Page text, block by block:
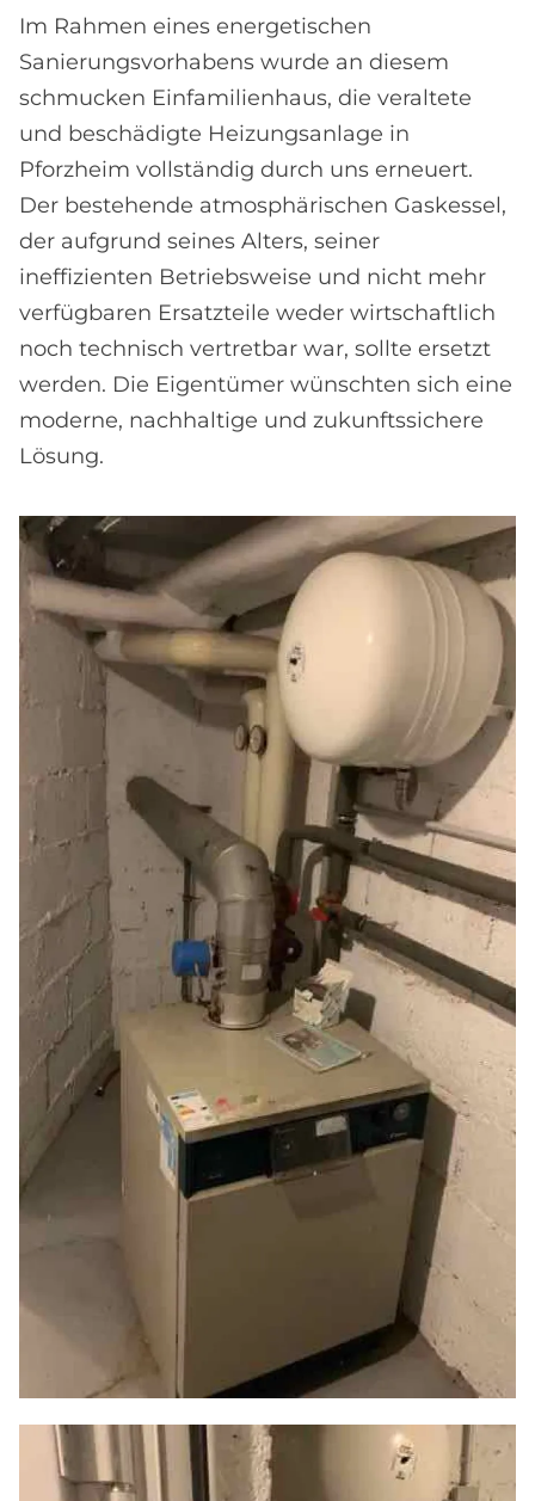
Im Rahmen eines energetischen
Sanierungsvorhabens wurde an diesem
schmucken Einfamilienhaus, die veraltete
und beschädigte Heizungsanlage in
Pforzheim vollständig durch uns erneuert.
Der bestehende atmosphärischen Gaskessel,
der aufgrund seines Alters, seiner
ineffizienten Betriebsweise und nicht mehr
verfügbaren Ersatzteile weder wirtschaftlich
noch technisch vertretbar war, sollte ersetzt
werden. Die Eigentümer wünschten sich eine
moderne, nachhaltige und zukunftssichere
Lösung.